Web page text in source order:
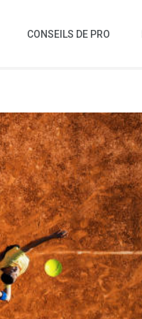
CONSEILS DE PRO